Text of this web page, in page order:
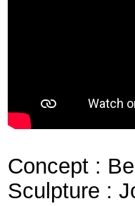
Concept :
Sculpture :